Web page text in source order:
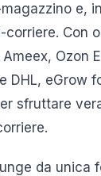
e,
corriere. Con
Ozon
DHL, eGrow
sfruttare
da unica